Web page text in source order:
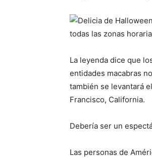
La leyenda dice que
entidades macabras
también se levantará
Francisco, California.
Debería ser un
Las personas de